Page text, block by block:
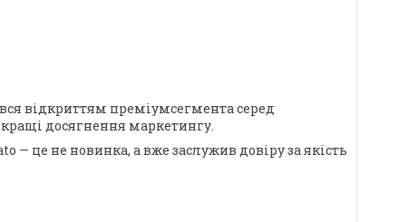
відкриттям преміумсегмента серед
досягнення маркетингу.
— це не новинка, а вже заслужив довіру за якість